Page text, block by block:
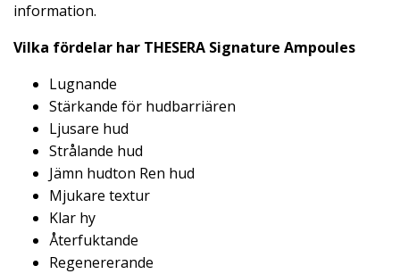
information.
Vilka fördelar har THESERA Signature Ampoules
Lugnande
Stärkande för hudbarriären
Ljusare hud
Strålande hud
Jämn hudton Ren hud
Mjukare textur
Klar hy
Återfuktande
Regenererande